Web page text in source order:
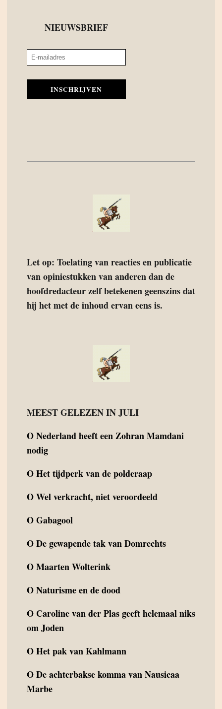
NIEUWSBRIEF
INSCHRIJVEN
Let op: Toelating van reacties en publicatie
van opiniestukken van anderen dan de
hoofdredacteur zelf betekenen geenszins dat
hij het met de inhoud ervan eens is.
MEEST GELEZEN IN JULI
ONederland heeft een Zohran Mamdani
nodig
OHet tijdperk van de polderaap
OWel verkracht, niet veroordeeld
OGabagool
ODe gewapende tak van Domrechts
OMaarten Wolterink
ONaturisme en de dood
O Caroline van der Plas geeft helemaal niks
om Joden
OHet pak van Kahlmann
ODe achterbakse komma van Nausicaa
Marbe